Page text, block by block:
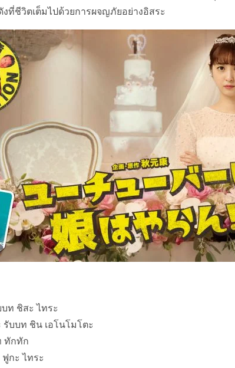
ที่ชีวิตเต็มไปด้วยการผจญภัยอย่างอิสระ
ท ชิสะ ไทระ
รับบท ชิน เอโนโมโตะ
ทักทัก
กะ ไทระ